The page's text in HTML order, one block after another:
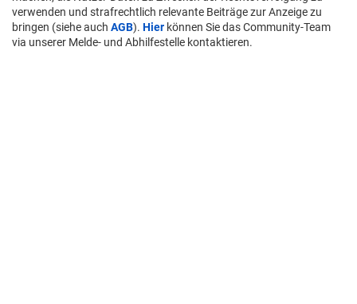
verwenden und strafrechtlich relevante Beiträge zur Anzeige zu
bringen (siehe auch AGB). Hier können Sie das Community-Team
via unserer Melde- und Abhilfestelle kontaktieren.